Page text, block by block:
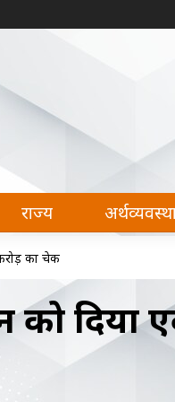
खेल और
राज्य
का चेक
को दिया